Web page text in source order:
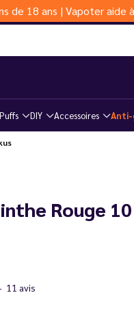
18 ans | Vapoter aide
DIY Accessoires Anti-
Rouge
11 avis